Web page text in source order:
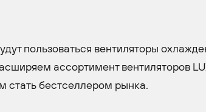
пользоваться вентиляторы
ассортимент вентиляторов
стать бестселлером рынка.